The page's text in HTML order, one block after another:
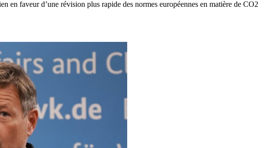
en faveur d’une révision plus rapide des normes européennes en matière de CO2